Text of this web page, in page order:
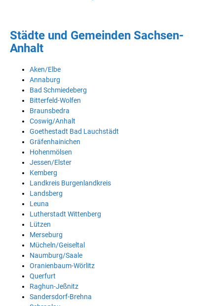
Städte und Gemeinden Sachsen-
Anhalt
Aken/Elbe
Annaburg
Bad Schmiedeberg
Bitterfeld-Wolfen
Braunsbedra
Coswig/Anhalt
Goethestadt Bad Lauchstädt
Gräfenhainichen
Hohenmölsen
Jessen/Elster
Kemberg
Landkreis Burgenlandkreis
Landsberg
Leuna
Lutherstadt Wittenberg
Lützen
Merseburg
Mücheln/Geiseltal
Naumburg/Saale
Oranienbaum-Wörlitz
Querfurt
Raghun-Jeßnitz
Sandersdorf-Brehna